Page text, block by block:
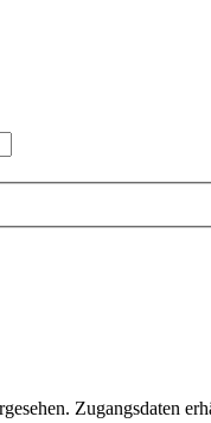
Zugangsdaten